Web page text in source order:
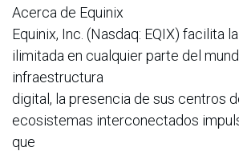
Acerca de Equinix
Equinix, Inc. (Nasdaq: EQIX) facilita
ilimitada en cualquier parte del
infraestructura
digital, la presencia de sus centros
ecosistemas interconectados
que